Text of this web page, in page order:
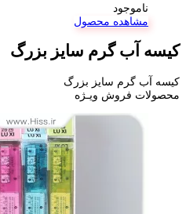
ناموجود
مشاهده محصول
کیسه آب گرم سایز بزرگ
کیسه آب گرم سایز بزرگ
محصولات فروش ویـژه